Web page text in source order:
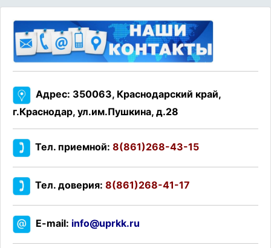
Адрес: 350063, Краснодарский край,
г.Краснодар, ул.им.Пушкина, д.28
Тел. приемной: 8(861)268-43-15
Тел. доверия: 8(861)268-41-17
E-mail: info@uprkk.ru